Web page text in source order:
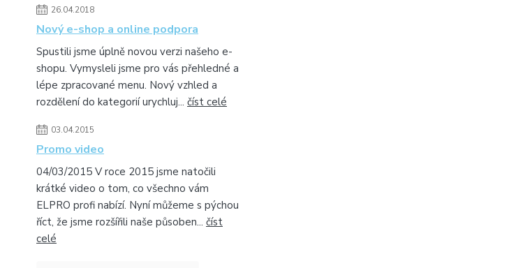
26.04.2018
Nový e-shop a online podpora
Spustili jsme úplně novou verzi našeho e-
shopu. Vymysleli jsme pro vás přehledné a
lépe zpracované menu. Nový vzhled a
rozdělení do kategorií urychluj... číst celé
03.04.2015
Promo video
04/03/2015 V roce 2015 jsme natočili
krátké video o tom, co všechno vám
ELPRO profi nabízí. Nyní můžeme s pýchou
říct, že jsme rozšířili naše působen... číst
celé